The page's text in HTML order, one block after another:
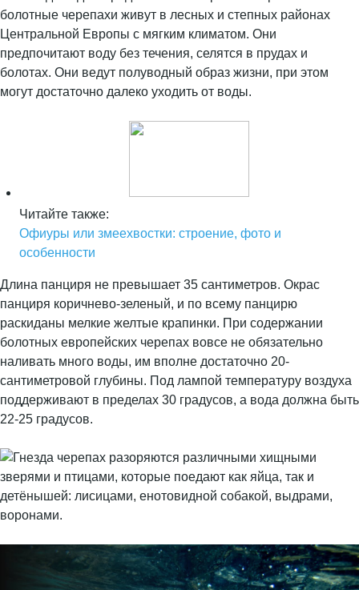
болотные черепахи живут в лесных и степных районах
Центральной Европы с мягким климатом. Они
предпочитают воду без течения, селятся в прудах и
болотах. Они ведут полуводный образ жизни, при этом
могут достаточно далеко уходить от воды.
Читайте также:
Офиуры или змеехвостки: строение, фото и
особенности
Длина панциря не превышает 35 сантиметров. Окрас
панциря коричнево-зеленый, и по всему панцирю
раскиданы мелкие желтые крапинки. При содержании
болотных европейских черепах вовсе не обязательно
наливать много воды, им вполне достаточно 20-
сантиметровой глубины. Под лампой температуру воздуха
поддерживают в пределах 30 градусов, а вода должна быть
22-25 градусов.